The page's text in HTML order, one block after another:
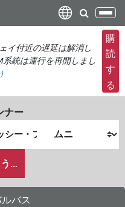
ナ
ビ
ゲ
ー
シ
ョ
の
切
り
え
イ付近の遅延は解消し
統は運行を再開しまし
購
読
す
る
ナー
...
バス